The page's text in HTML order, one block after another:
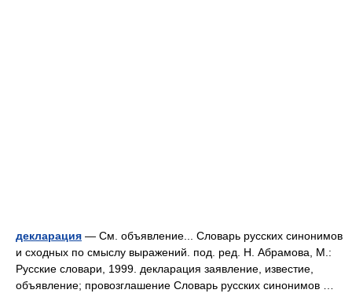
декларация — См. объявление... Словарь русских синонимов
и сходных по смыслу выражений. под. ред. Н. Абрамова, М.:
Русские словари, 1999. декларация заявление, известие,
объявление; провозглашение Словарь русских синонимов …